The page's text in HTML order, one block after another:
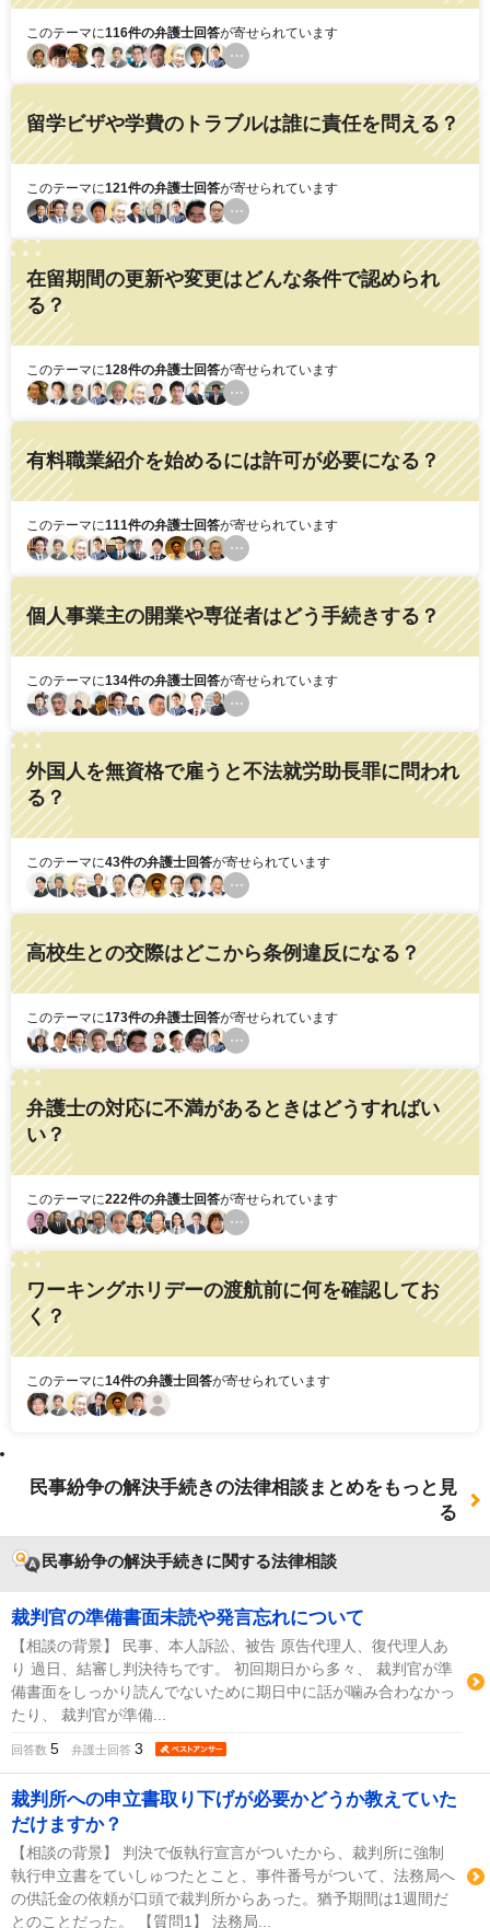
このテーマに116件の弁護士回答が寄せられています
留学ビザや学費のトラブルは誰に責任を問える？
このテーマに121件の弁護士回答が寄せられています
在留期間の更新や変更はどんな条件で認められ
る？
このテーマに128件の弁護士回答が寄せられています
有料職業紹介を始めるには許可が必要になる？
このテーマに111件の弁護士回答が寄せられています
個人事業主の開業や専従者はどう手続きする？
このテーマに134件の弁護士回答が寄せられています
外国人を無資格で雇うと不法就労助長罪に問われ
る？
このテーマに43件の弁護士回答が寄せられています
高校生との交際はどこから条例違反になる？
このテーマに173件の弁護士回答が寄せられています
弁護士の対応に不満があるときはどうすればい
い？
このテーマに222件の弁護士回答が寄せられています
ワーキングホリデーの渡航前に何を確認してお
く？
このテーマに14件の弁護士回答が寄せられています
民事紛争の解決手続きの法律相談まとめをもっと見
る
民事紛争の解決手続きに関する法律相談
裁判官の準備書面未読や発言忘れについて
【相談の背景】 民事、本人訴訟、被告 原告代理人、復代理人あ
り 過日、結審し判決待ちです。 初回期日から多々、 裁判官が準
備書面をしっかり読んでないために期日中に話が噛み合わなかっ
たり、 裁判官が準備...
回答数 5 弁護士回答 3
裁判所への申立書取り下げが必要かどうか教えていた
だけますか？
【相談の背景】 判決で仮執行宣言がついたから、裁判所に強制
執行申立書をていしゅつたとこと、事件番号がついて、法務局へ
の供託金の依頼が口頭で裁判所からあった。猶予期間は1週間だ
とのことだった。 【質問1】 法務局...